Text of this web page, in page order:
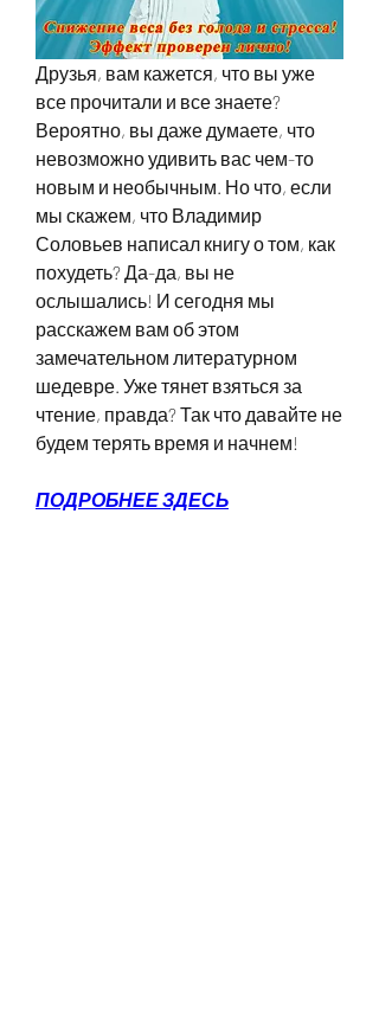
Друзья, вам кажется, что вы уже
все прочитали и все знаете?
Вероятно, вы даже думаете, что
невозможно удивить вас чем-то
новым и необычным. Но что, если
мы скажем, что Владимир
Соловьев написал книгу о том, как
похудеть? Да-да, вы не
ослышались! И сегодня мы
расскажем вам об этом
замечательном литературном
шедевре. Уже тянет взяться за
чтение, правда? Так что давайте не
будем терять время и начнем!
ПОДРОБНЕЕ ЗДЕСЬ